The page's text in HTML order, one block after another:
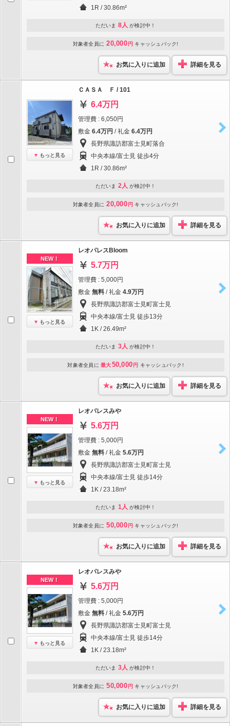
1R / 30.86m²
ただいま 8人 が検討中！
対象者全員に 20,000 円 キャッシュバック!
お気に入りに追加 詳細を見る
もっと見る
ＣＡＳＡ Ｆ / 101
6.4万円
管理費 : 6,050円
敷金 6.4万円 / 礼金 6.4万円
長野県諏訪郡富士見町落合
中央本線/富士見 徒歩4分
1R / 30.86m²
ただいま 2人 が検討中！
対象者全員に 20,000 円 キャッシュバック!
お気に入りに追加 詳細を見る
NEW！
もっと見る
レオパレスBloom
5.7万円
管理費 : 5,000円
敷金 無料 / 礼金 4.9万円
長野県諏訪郡富士見町富士見
中央本線/富士見 徒歩13分
1K / 26.49m²
ただいま 3人 が検討中！
対象者全員に 最大50,000 円 キャッシュバック!
お気に入りに追加 詳細を見る
NEW！
もっと見る
レオパレスみや
5.6万円
管理費 : 5,000円
敷金 無料 / 礼金 5.6万円
長野県諏訪郡富士見町富士見
中央本線/富士見 徒歩14分
1K / 23.18m²
ただいま 1人 が検討中！
対象者全員に 50,000 円 キャッシュバック!
お気に入りに追加 詳細を見る
NEW！
もっと見る
レオパレスみや
5.6万円
管理費 : 5,000円
敷金 無料 / 礼金 5.6万円
長野県諏訪郡富士見町富士見
中央本線/富士見 徒歩14分
1K / 23.18m²
ただいま 3人 が検討中！
対象者全員に 50,000 円 キャッシュバック!
お気に入りに追加 詳細を見る